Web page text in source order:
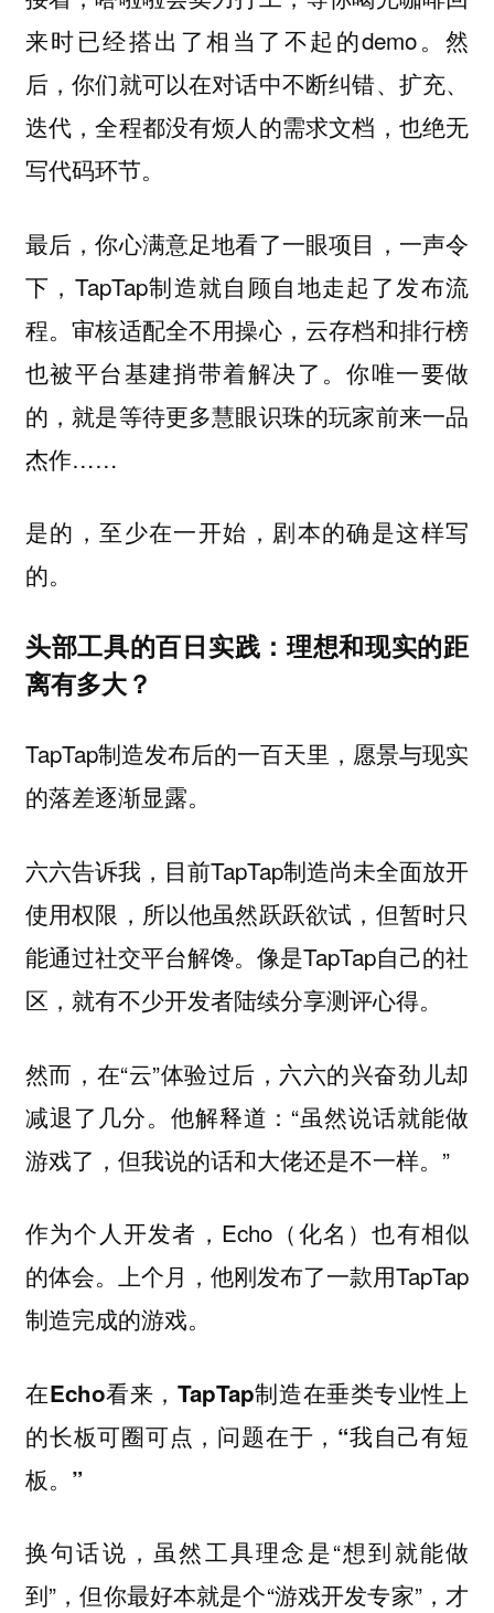
来时已经搭出了相当了不起的demo。然
后，你们就可以在对话中不断纠错、扩充、
迭代，全程都没有烦人的需求文档，也绝无
写代码环节。
最后，你心满意足地看了一眼项目，一声令
下，TapTap制造就自顾自地走起了发布流
程。审核适配全不用操心，云存档和排行榜
也被平台基建捎带着解决了。你唯一要做
的，就是等待更多慧眼识珠的玩家前来一品
杰作……
是的，至少在一开始，剧本的确是这样写
的。
头部工具的百日实践：理想和现实的距
离有多大？
TapTap制造发布后的一百天里，愿景与现实
的落差逐渐显露。
六六告诉我，目前TapTap制造尚未全面放开
使用权限，所以他虽然跃跃欲试，但暂时只
能通过社交平台解馋。像是TapTap自己的社
区，就有不少开发者陆续分享测评心得。
然而，在“云”体验过后，六六的兴奋劲儿却
减退了几分。他解释道：“虽然说话就能做
游戏了，但我说的话和大佬还是不一样。”
作为个人开发者，Echo（化名）也有相似
的体会。上个月，他刚发布了一款用TapTap
制造完成的游戏。
在Echo看来，TapTap制造在垂类专业性上
的长板可圈可点，问题在于，“我自己有短
板。”
换句话说，虽然工具理念是“想到就能做
到”，但你最好本就是个“游戏开发专家”，才